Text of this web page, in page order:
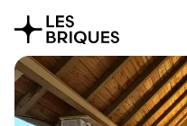
Coliving
Présentation